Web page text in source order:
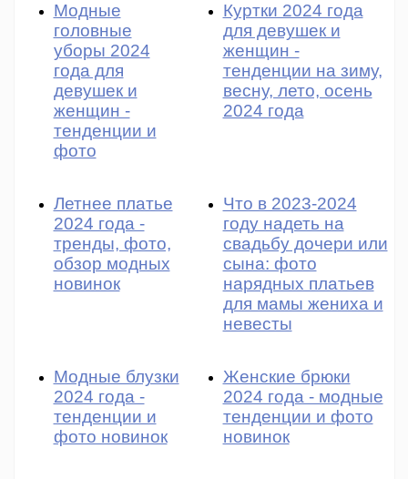
Модные
головные
уборы 2024
года для
девушек и
женщин -
тенденции и
фото
Куртки 2024 года
для девушек и
женщин -
тенденции на зиму,
весну, лето, осень
2024 года
Летнее платье
2024 года -
тренды, фото,
обзор модных
новинок
Что в 2023-2024
году надеть на
свадьбу дочери или
сына: фото
нарядных платьев
для мамы жениха и
невесты
Модные блузки
2024 года -
тенденции и
фото новинок
Женские брюки
2024 года - модные
тенденции и фото
новинок